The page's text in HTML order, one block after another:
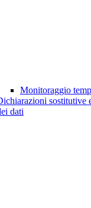
Monitoraggio
sostitutive
dati